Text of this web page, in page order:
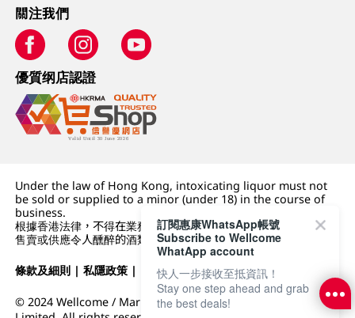
關注我們
優質纲店認證
Under the law of Hong Kong, intoxicating liquor must not
be sold or supplied to a minor (under 18) in the course of
business.
根據香港法律，不得在業務過程中，向未成年人 (18 歲以下人士)
售賣或供應令人醺醉的酒類。
條款及細則 |私隱政策 | DFI零售集團
© 2024 Wellcome / Market Place. The Dairy Farm Company
訂閱惠康WhatsApp帳號
Subscribe to Wellcome
WhatApp account
快人一步接收至抵資訊！
Stay one step ahead and grab
the best deals!